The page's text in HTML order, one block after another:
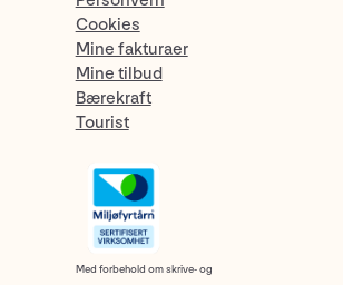
Cookies
Mine fakturaer
Mine tilbud
Bærekraft
Tourist
Med forbehold om skrive- og